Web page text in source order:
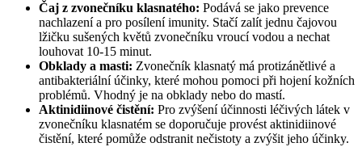
Čaj z zvonečníku klasnatého: Podává se jako prevence
nachlazení a pro posílení imunity. Stačí zalít jednu čajovou
lžičku sušených květů zvonečníku vroucí vodou a nechat
louhovat 10-15 minut.
Obklady a masti: Zvonečník klasnatý má protizánětlivé a
antibakteriální účinky, které mohou pomoci při hojení kožních
problémů. Vhodný je na obklady nebo do mastí.
Aktinidiinové čistění: Pro zvýšení účinnosti léčivých látek v
zvonečníku klasnatém se doporučuje provést aktinidiinové
čistění, které pomůže odstranit nečistoty a zvýšit jeho účinky.